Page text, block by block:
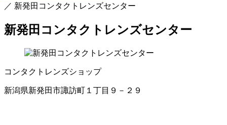
／ 新発田コンタクトレンズセンター
新発田コンタクトレンズセンター
コンタクトレンズショップ
新潟県新発田市諏訪町１丁目９－２９